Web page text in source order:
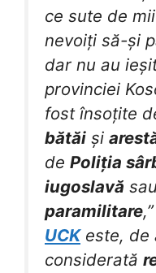
ce sute de
nevoiți să-și
dar nu au
provinciei
fost însoțite
bătăi și
de Poliția
iugoslavă
paramilitare
UCKeste, de
considerată